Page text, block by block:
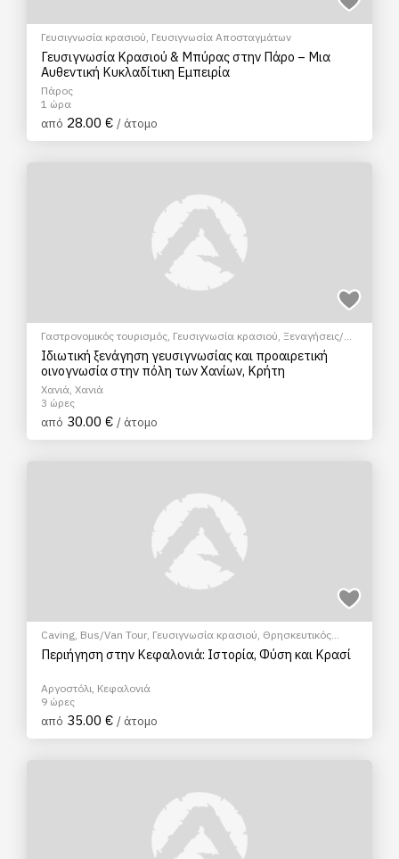
Γευσιγνωσία κρασιού, Γευσιγνωσία Αποσταγμάτων
Γευσιγνωσία Κρασιού & Μπύρας στην Πάρο – Μια
Αυθεντική Κυκλαδίτικη Εμπειρία
Πάρος
1 ώρα
από 28.00 € / άτομο
Γαστρονομικός τουρισμός, Γευσιγνωσία κρασιού, Ξεναγήσεις/
Αξιοθέατα ,Πεζοπορία Πόλης Πολιτιστικά - Πολιτισμικά
Ιδιωτική ξενάγηση γευσιγνωσίας και προαιρετική
οινογνωσία στην πόλη των Χανίων, Κρήτη
Χανιά, Χανιά
3 ώρες
από 30.00 € / άτομο
Caving, Bus/Van Tour, Γευσιγνωσία κρασιού, Θρησκευτικός
Τουρισμός
Ξεναγήσεις/Αξιοθέατα
Περιήγηση στην Κεφαλονιά: Ιστορία, Φύση και Κρασί
Αργοστόλι, Κεφαλονιά
9 ώρες
από 35.00 € / άτομο